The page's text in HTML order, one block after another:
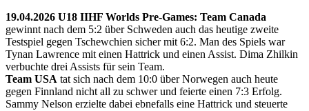
19.04.2026 U18 IIHF Worlds Pre-Games: Team Canada
gewinnt nach dem 5:2 über Schweden auch das heutige zweite
Testspiel gegen Tschewchien sicher mit 6:2. Man des Spiels war
Tynan Lawrence mit einen Hattrick und einen Assist. Dima Zhilkin
verbuchte drei Assists für sein Team.
Team USA tat sich nach dem 10:0 über Norwegen auch heute
gegen Finnland nicht all zu schwer und feierte einen 7:3 Erfolg.
Sammy Nelson erzielte dabei ebnefalls eine Hattrick und steuerte